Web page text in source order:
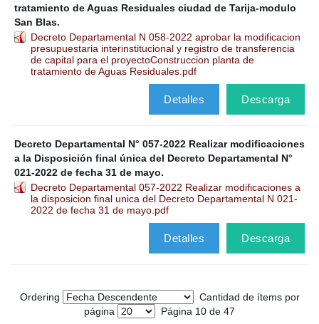
tratamiento de Aguas Residuales ciudad de Tarija-modulo
San Blas.
Decreto Departamental N 058-2022 aprobar la modificacion
presupuestaria interinstitucional y registro de transferencia
de capital para el proyectoConstruccion planta de
tratamiento de Aguas Residuales.pdf
Descarga
Detalles
Decreto Departamental N° 057-2022 Realizar modificaciones
a la Disposición final única del Decreto Departamental N°
021-2022 de fecha 31 de mayo.
Decreto Departamental 057-2022 Realizar modificaciones a
la disposicion final unica del Decreto Departamental N 021-
2022 de fecha 31 de mayo.pdf
Descarga
Detalles
Ordering
Cantidad de ítems por
página
Página 10 de 47